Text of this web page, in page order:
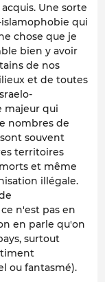
Une sorte
qui
chose que je
bien y avoir
de nos
et de toutes
majeur qui
nombres de
souvent
territoires
et même
illégale.
n'est pas en
en parle qu'on
surtout
ou fantasmé).